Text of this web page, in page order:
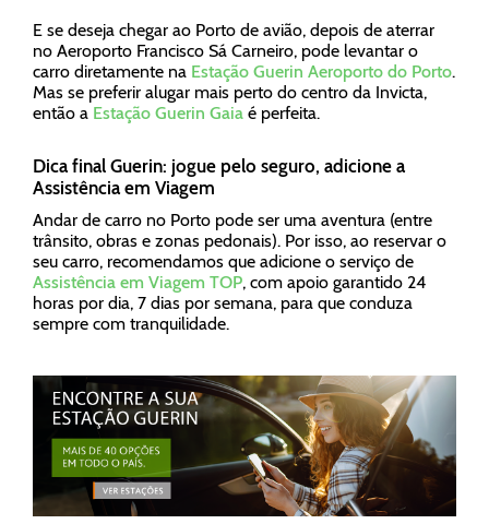
E se deseja chegar ao Porto de avião, depois de aterrar
no Aeroporto Francisco Sá Carneiro, pode levantar o
carro diretamente na Estação Guerin Aeroporto do Porto.
Mas se preferir alugar mais perto do centro da Invicta,
então a Estação Guerin Gaia é perfeita.
Dica final Guerin: jogue pelo seguro, adicione a
Assistência em Viagem
Andar de carro no Porto pode ser uma aventura (entre
trânsito, obras e zonas pedonais). Por isso, ao reservar o
seu carro, recomendamos que adicione o serviço de
Assistência em Viagem TOP, com apoio garantido 24
horas por dia, 7 dias por semana, para que conduza
sempre com tranquilidade.